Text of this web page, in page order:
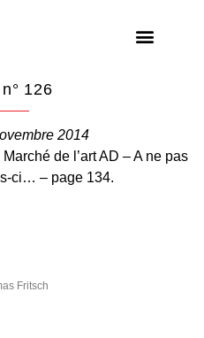
126
2014
de l’art AD – A ne pas
ci… – page 134.
Fritsch